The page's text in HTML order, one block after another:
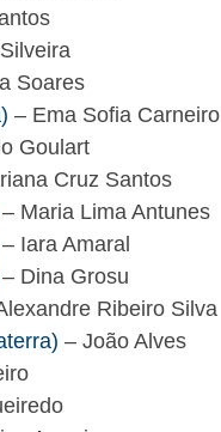
Soares
– Ema Sofia Carneiro
Goulart
Cruz Santos
– Maria Lima Antunes
– Iara Amaral
– Dina Grosu
Ribeiro Silva
– João Alves